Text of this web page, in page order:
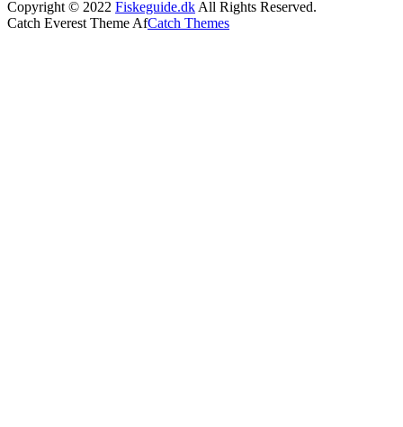
Copyright © 2022 Fiskeguide.dk All Rights Reserved.
Catch Everest Theme AfCatch Themes